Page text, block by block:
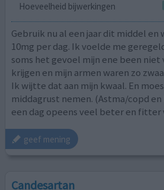
Hoeveelheid bijwerkingen
Gebruik nu al een jaar dit middel en
10mg per dag. Ik voelde me
soms het gevoel mijn ene been
krijgen en mijn armen waren zo
Ik wijtte dat aan mijn kwaal. En
middagrust nemen. (Astma/copd
een dag opeens veel beter en fitter
geef mening
Candesartan